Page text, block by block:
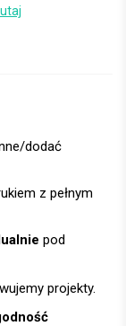
dodać
z pełnym
pod
projekty.